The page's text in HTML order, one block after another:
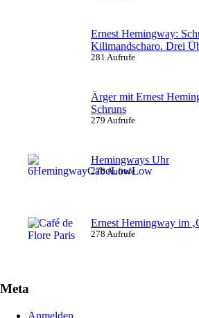
Ernest Hemingway:
Kilimandscharo. Drei
281 Aufrufe
Ärger mit Ernest
Schruns
279 Aufrufe
Hemingways Uhr
278 Aufrufe
Ernest Hemingway im
278 Aufrufe
Meta
Anmelden